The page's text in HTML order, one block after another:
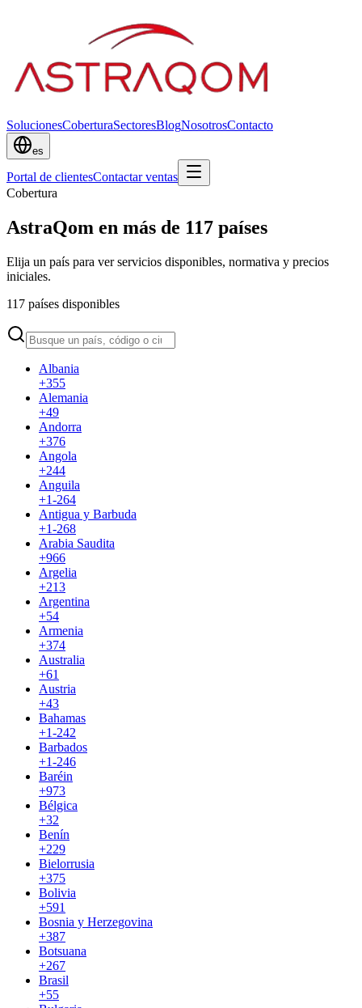
SolucionesCoberturaSectoresBlogNosotrosContacto
es
Portal de clientesContactar ventas
Cobertura
AstraQom en más de 117 países
Elija un país para ver servicios disponibles, normativa y precios
iniciales.
117 países disponibles
Albania
+355
Alemania
+49
Andorra
+376
Angola
+244
Anguila
+1-264
Antigua y Barbuda
+1-268
Arabia Saudita
+966
Argelia
+213
Argentina
+54
Armenia
+374
Australia
+61
Austria
+43
Bahamas
+1-242
Barbados
+1-246
Baréin
+973
Bélgica
+32
Benín
+229
Bielorrusia
+375
Bolivia
+591
Bosnia y Herzegovina
+387
Botsuana
+267
Brasil
+55